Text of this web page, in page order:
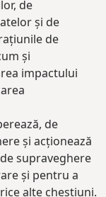
de
și de
de
și
impactului
de
și acționează
supraveghere
și pentru a
alte chestiuni.